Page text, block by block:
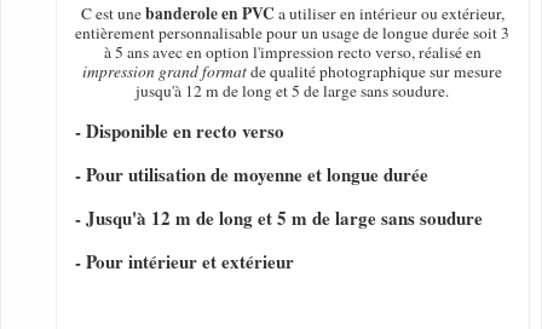
C est unebanderole en PVC a utiliser en intérieur ou extérieur,
entièrement personnalisable pour un usage de longue durée soit 3
à 5 ans avec en option l'impression recto verso, réalisé en
impression grand formatde qualité photographique sur mesure
jusqu'à 12 m de long et 5 de large sans soudure.
- Disponible en recto verso
- Pour utilisation de moyenne et longue durée
- Jusqu'à 12 m de long et 5 m de large sans soudure
- Pour intérieur et extérieur